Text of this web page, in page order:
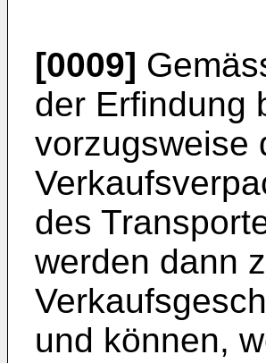
[0009]
der Erfindung
vorzugsweise
des
werden dann
und können,